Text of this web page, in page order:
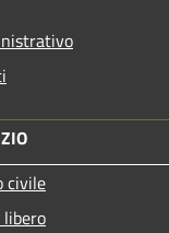
civile